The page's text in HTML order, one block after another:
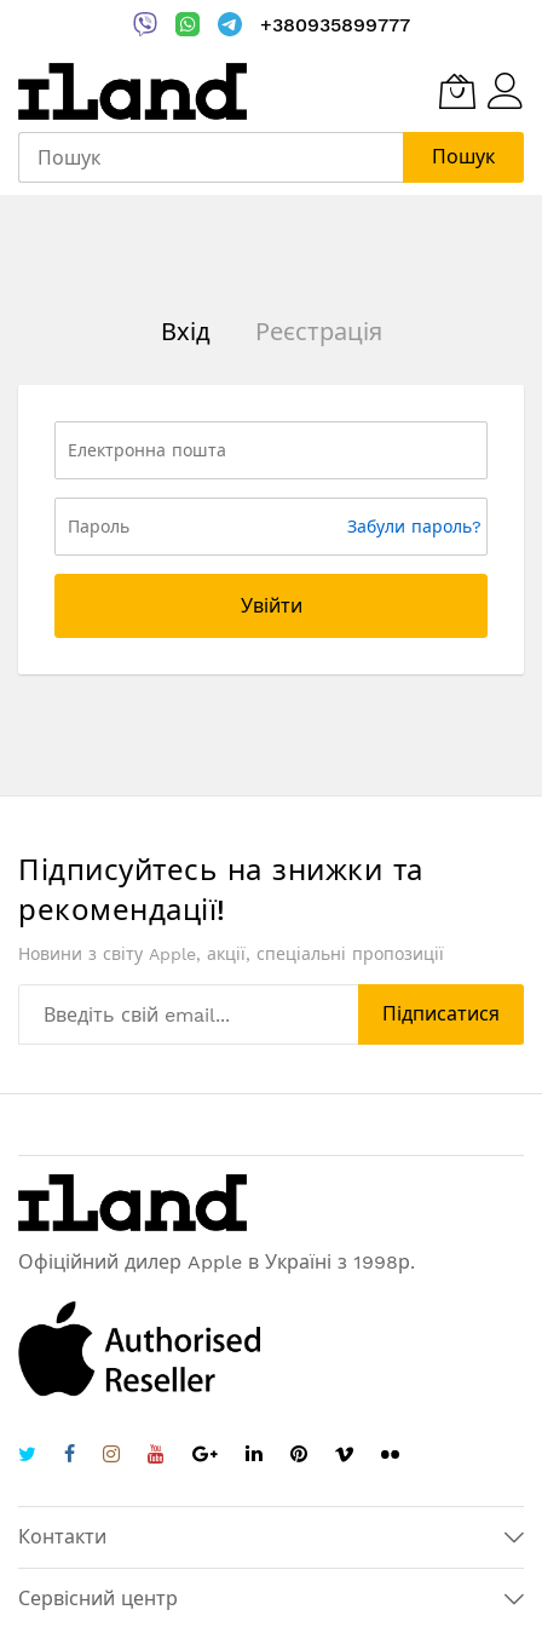
+380935899777
Пошук
Вхід Реєстрація
Забули пароль?
Увійти
Підписуйтесь на знижки та
рекомендації!
Новини з світу Apple, акції, спеціальні пропозиції
Підписатися
Офіційний дилер Apple в Україні з 1998р.
Контакти
Сервісний центр